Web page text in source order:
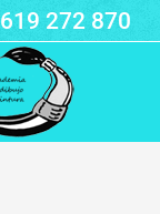
619 272 870